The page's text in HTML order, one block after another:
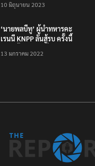
ตักบาตรทางน้ำ
10 มิถุนายน 2023
‘นายพลบีทู’ ผู้นำทหารคะ
เรนนี KNPP ลั่นสู้รบ ครั้งนี้
ประชาชนต้องชนะ
13 มกราคม 2022